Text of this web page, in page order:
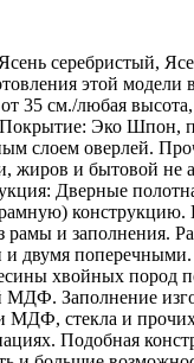
серебристый,
этой модели
35 см./любая
Покрытие: Эко Шпон,
слоем оверлей.
жиров и бытовой не
Дверные
конструкцию.
рамы и заполнения.
и двумя
хвойных пород
Заполнение
МДФ, стекла и
Подобная